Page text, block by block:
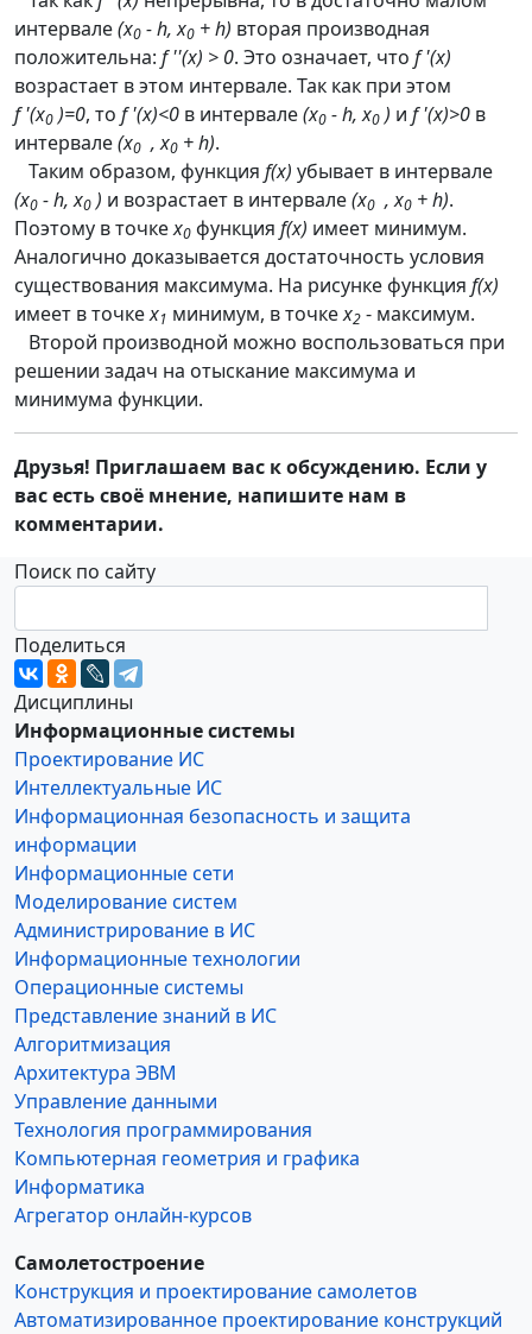
интервале(x0 - h, x0 + h) вторая производная
положительна: f ''(x) > 0. Это означает, что f '(x)
возрастает в этом интервале. Так как при этом
f '(x0 )=0, то f '(x)<0 в интервале(x0 - h, x0 ) и f '(x)>0 в
интервале(x0 , x0 + h).
Таким образом, функция f(x) убывает в интервале
(x0 - h, x0 ) и возрастает в интервале(x0 , x0 + h).
Поэтому в точкеx0 функция f(x) имеет минимум.
Аналогично доказывается достаточность условия
существования максимума. На рисунке функция f(x)
имеет в точкеx1 минимум, в точкеx2 - максимум.
Второй производной можно воспользоваться при
решении задач на отыскание максимума и
минимума функции.
Друзья! Приглашаем вас к обсуждению. Если у
вас есть своё мнение, напишите нам в
комментарии.
Поиск по сайту
Поделиться
Дисциплины
Информационные системы
Проектирование ИС
Интеллектуальные ИС
Информационная безопасность и защита
информации
Информационные сети
Моделирование систем
Администрирование в ИС
Информационные технологии
Операционные системы
Представление знаний в ИС
Алгоритмизация
Архитектура ЭВМ
Управление данными
Технология программирования
Компьютерная геометрия и графика
Информатика
Агрегатор онлайн-курсов
Самолетостроение
Конструкция и проектирование самолетов
Автоматизированное проектирование конструкций